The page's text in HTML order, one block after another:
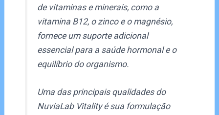
de vitaminas e minerais, como a
vitamina B12, o zinco e o magnésio,
fornece um suporte adicional
essencial para a saúde hormonal e o
equilíbrio do organismo.
Uma das principais qualidades do
NuviaLab Vitality é sua formulação